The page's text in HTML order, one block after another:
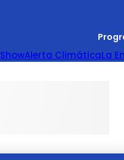
ShowAlerta ClimáticaLa